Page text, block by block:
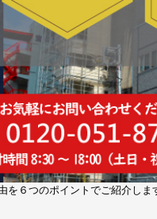
を６つのポイントでご紹介しま